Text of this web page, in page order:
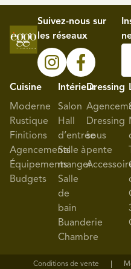
Suivez-nous sur
les réseaux
Cuisine
Moderne
Rustique
Finitions
Agencements
Équipements
Budgets
Intérieur
Salon
Hall
d’entrée
Salle à
manger
Salle
de
bain
Buanderie
Chambre
Dressing
Dressing
sous
pente
Conditions de vente